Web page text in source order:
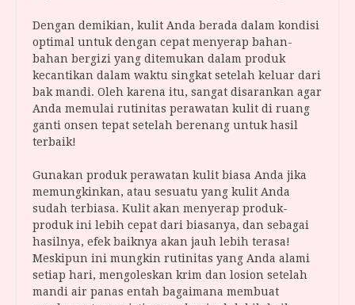
Dengan demikian, kulit Anda berada dalam kondisi
optimal untuk dengan cepat menyerap bahan-
bahan bergizi yang ditemukan dalam produk
kecantikan dalam waktu singkat setelah keluar dari
bak mandi. Oleh karena itu, sangat disarankan agar
Anda memulai rutinitas perawatan kulit di ruang
ganti onsen tepat setelah berenang untuk hasil
terbaik!
Gunakan produk perawatan kulit biasa Anda jika
memungkinkan, atau sesuatu yang kulit Anda
sudah terbiasa. Kulit akan menyerap produk-
produk ini lebih cepat dari biasanya, dan sebagai
hasilnya, efek baiknya akan jauh lebih terasa!
Meskipun ini mungkin rutinitas yang Anda alami
setiap hari, mengoleskan krim dan losion setelah
mandi air panas entah bagaimana membuat